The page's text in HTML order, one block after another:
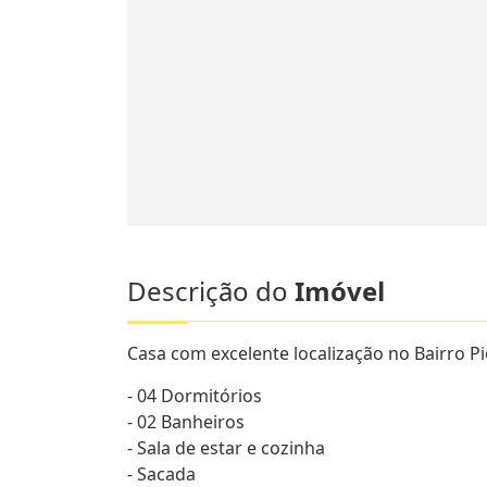
Descrição do Imóvel
Casa com excelente localização no Bairro
- 04 Dormitórios
- 02 Banheiros
- Sala de estar e cozinha
- Sacada